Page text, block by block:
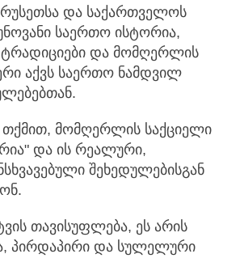
რუსეთსა და საქართველოს
საერთო ისტორია,
ტრადიციები და მომღერლის
აქვს საერთო ნამდვილ
თქმით, მომღერლის საქციელი
და ის რეალური,
შეხედულებისგან
თავისუფლება, ეს არის
პირდაპირი და სულელური